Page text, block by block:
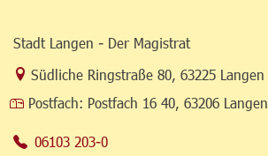
Stadt Langen - Der Magistrat
Link zur Google-Maps Navigation
Südliche Ringstraße 80, 63225 Langen
Postfach: Postfach 16 40, 63206 Langen
06103 203-0